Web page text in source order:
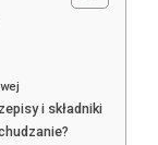
i składniki